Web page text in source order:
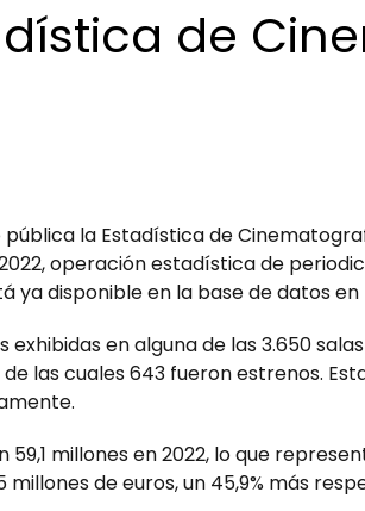
de
la Estadística de
operación estadística de
ya disponible en la base de datos
en alguna de las 3.650
las cuales 643 fueron estrenos.
millones en 2022, lo que
de euros, un 45,9% más